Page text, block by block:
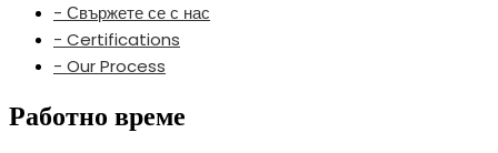
- Свържете се с нас
- Certifications
- Our Process
Работно време